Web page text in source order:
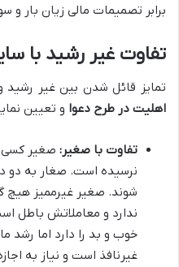
برابر تصمیمات مالی زیان بار و
تفاوت غیر رشید با
تمایز قائل شدن بین غیر
اهلیت در طرح دعوا و تعیین
تفاوت با صغیر: صغیر
نرسیده است. صغار به دو
شوند. صغیر غیرممیز هیچ
ندارد و معاملاتش باطل
خوب و بد را دارد اما رشد
غیرنافذ است و نیاز به